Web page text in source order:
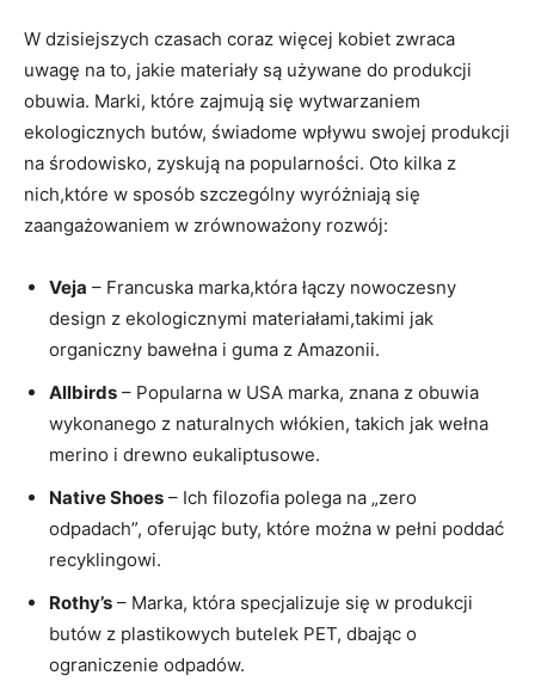
W dzisiejszych czasach coraz więcej kobiet zwraca
uwagę na to, jakie materiały są używane do produkcji
obuwia. Marki, które zajmują się wytwarzaniem
ekologicznych butów, świadome wpływu swojej produkcji
na środowisko, zyskują na popularności. Oto kilka z
nich,które w sposób szczególny wyróżniają się
zaangażowaniem w zrównoważony rozwój:
Veja – Francuska marka,która łączy nowoczesny
design z ekologicznymi materiałami,takimi jak
organiczny bawełna i guma z Amazonii.
Allbirds – Popularna w USA marka, znana z obuwia
wykonanego z naturalnych włókien, takich jak wełna
merino i drewno eukaliptusowe.
Native Shoes – Ich filozofia polega na „zero
odpadach”, oferując buty, które można w pełni poddać
recyklingowi.
Rothy’s – Marka, która specjalizuje się w produkcji
butów z plastikowych butelek PET, dbając o
ograniczenie odpadów.